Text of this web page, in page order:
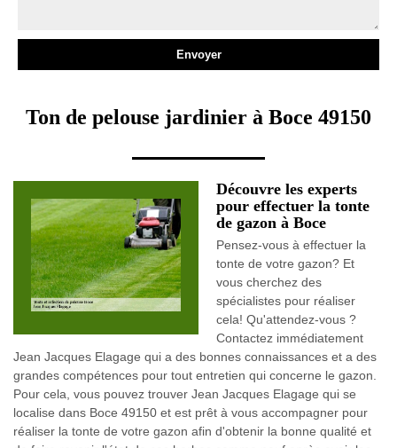
Ton de pelouse jardinier à Boce 49150
Découvre les experts
pour effectuer la tonte
de gazon à Boce
Pensez-vous à effectuer la
tonte de votre gazon? Et
vous cherchez des
spécialistes pour réaliser
cela! Qu'attendez-vous ?
Contactez immédiatement
Jean Jacques Elagage qui a des bonnes connaissances et a des
grandes compétences pour tout entretien qui concerne le gazon.
Pour cela, vous pouvez trouver Jean Jacques Elagage qui se
localise dans Boce 49150 et est prêt à vous accompagner pour
réaliser la tonte de votre gazon afin d'obtenir la bonne qualité et